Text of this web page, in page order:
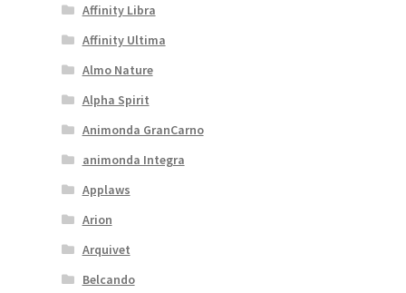
Affinity Libra
Affinity Ultima
Almo Nature
Alpha Spirit
Animonda GranCarno
animonda Integra
Applaws
Arion
Arquivet
Belcando